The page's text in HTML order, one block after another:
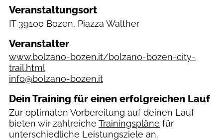
Veranstaltungsort
IT 39100 Bozen, Piazza Walther
Veranstalter
www.bolzano-bozen.it/bolzano-bozen-city-
trail.html
info@bolzano-bozen.it
Dein Training für einen erfolgreichen Lauf
Zur optimalen Vorbereitung auf deinen Lauf
bieten wir zahlreiche Trainingspläne für
unterschiedliche Leistungsziele an.